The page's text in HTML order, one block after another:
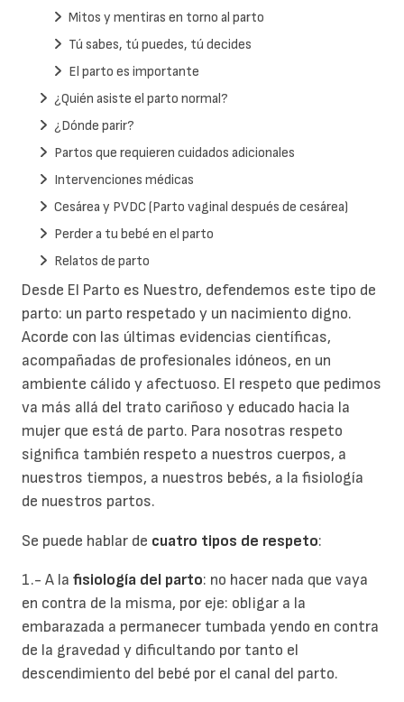
Desde El Parto es Nuestro, defendemos este tipo de
parto: un parto respetado y un nacimiento digno.
Acorde con las últimas evidencias científicas,
acompañadas de profesionales idóneos, en un
ambiente cálido y afectuoso. El respeto que pedimos
va más allá del trato cariñoso y educado hacia la
mujer que está de parto. Para nosotras respeto
significa también respeto a nuestros cuerpos, a
nuestros tiempos, a nuestros bebés, a la fisiología
de nuestros partos.
Se puede hablar de cuatro tipos de respeto:
1.- A la fisiología del parto: no hacer nada que vaya
en contra de la misma, por eje: obligar a la
embarazada a permanecer tumbada yendo en contra
de la gravedad y dificultando por tanto el
descendimiento del bebé por el canal del parto.
Mitos y mentiras en torno al parto
Tú sabes, tú puedes, tú decides
El parto es importante
¿Quién asiste el parto normal?
¿Dónde parir?
Partos que requieren cuidados adicionales
Intervenciones médicas
Cesárea y PVDC (Parto vaginal después de cesárea)
Perder a tu bebé en el parto
Relatos de parto